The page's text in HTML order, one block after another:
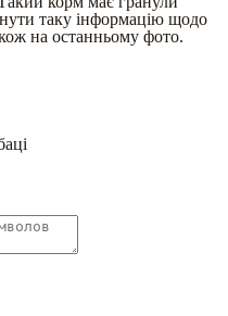
таку інформацію щодо
на останньому фото.